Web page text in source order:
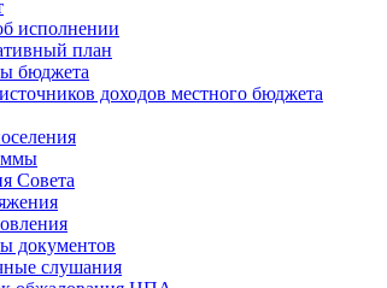
исполнении
план
бюджета
доходов местного бюджета
Совета
документов
слушания